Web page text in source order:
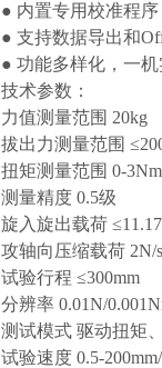
● 内置专用校准程
● 支持数据导出和
● 功能多样化，一
技术参数：
力值测量范围 20kg
拔出力测量范围
扭矩测量范围 0-3Nm
测量精度 0.5级
旋入旋出载荷
攻轴向压缩载荷 2N/
试验行程 ≤300mm
分辨率 0.01N/
测试模式 驱动扭矩
试验速度 0.5-